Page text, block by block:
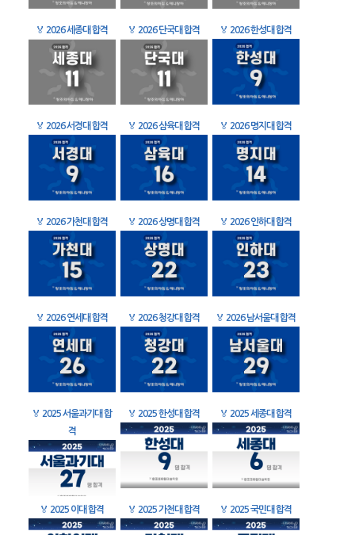
🏅 2026 세종대 합격 🏅 2026 단국대 합격 🏅 2026 한성대 합격
🏅 2026 서경대 합격 🏅 2026 삼육대 합격 🏅 2026 명지대 합격
🏅 2026 가천대 합격 🏅 2026 상명대 합격 🏅 2026 인하대 합격
🏅 2026 연세대 합격 🏅 2026 청강대 합격 🏅 2026 남서울대 합격
🏅 2025 서울과기대 합
격
🏅 2025 한성대 합격 🏅 2025 세종대 합격
🏅 2025 이대 합격 🏅 2025 가천대 합격 🏅 2025 국민대 합격